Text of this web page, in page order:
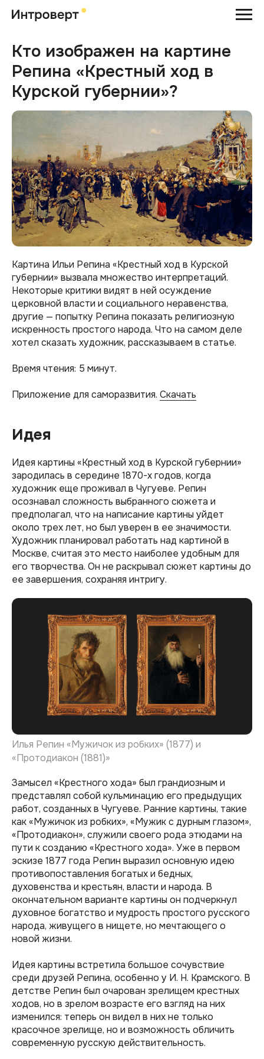
Кто изображен на картине
Репина «Крестный ход в
Курской губернии»?
Картина Ильи Репина «Крестный ход в Курской
губернии» вызвала множество интерпретаций.
Некоторые критики видят в ней осуждение
церковной власти и социального неравенства,
другие — попытку Репина показать религиозную
искренность простого народа. Что на самом деле
хотел сказать художник, рассказываем в статье.
Время чтения: 5 минут.
Приложение для саморазвития. Скачать
Идея
Идея картины «Крестный ход в Курской губернии»
зародилась в середине 1870-х годов, когда
художник еще проживал в Чугуеве. Репин
осознавал сложность выбранного сюжета и
предполагал, что на написание картины уйдет
около трех лет, но был уверен в ее значимости.
Художник планировал работать над картиной в
Москве, считая это место наиболее удобным для
его творчества. Он не раскрывал сюжет картины до
ее завершения, сохраняя интригу.
Илья Репин «Мужичок из робких» (1877) и
«Протодиакон (1881)»
Замысел «Крестного хода» был грандиозным и
представлял собой кульминацию его предыдущих
работ, созданных в Чугуеве. Ранние картины, такие
как «Мужичок из робких», «Мужик с дурным глазом»,
«Протодиакон», служили своего рода этюдами на
пути к созданию «Крестного хода». Уже в первом
эскизе 1877 года Репин выразил основную идею
противопоставления богатых и бедных,
духовенства и крестьян, власти и народа. В
окончательном варианте картины он подчеркнул
духовное богатство и мудрость простого русского
народа, живущего в нищете, но мечтающего о
новой жизни.
Идея картины встретила большое сочувствие
среди друзей Репина, особенно у И. Н. Крамского. В
детстве Репин был очарован зрелищем крестных
ходов, но в зрелом возрасте его взгляд на них
изменился: теперь он видел в них не только
красочное зрелище, но и возможность обличить
современную русскую действительность.